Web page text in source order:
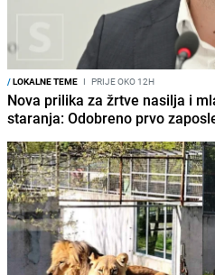
/LOKALNE TEME I PRIJE OKO 12H
Nova prilika za žrtve nasilja i
staranja: Odobreno prvo